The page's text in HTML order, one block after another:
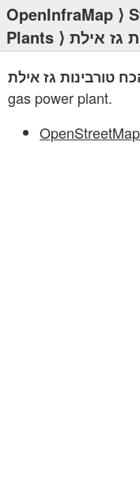
OpenInfraMap ⟩
Plants
גז אילת
טורבינות גז אילת
gas power plant.
OpenStreetMap